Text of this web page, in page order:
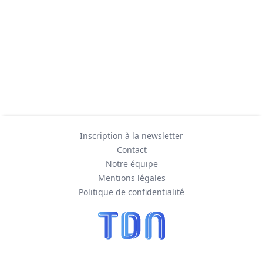
Inscription à la newsletter
Contact
Notre équipe
Mentions légales
Politique de confidentialité